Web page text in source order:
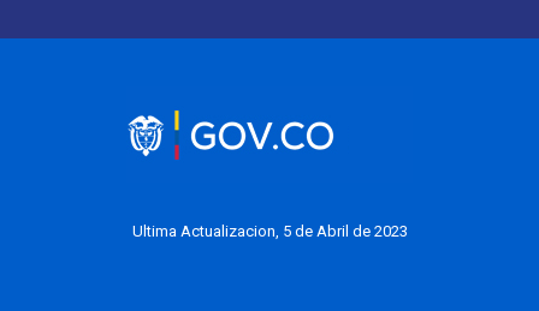
Ultima Actualizacion, 5 de Abril de 2023